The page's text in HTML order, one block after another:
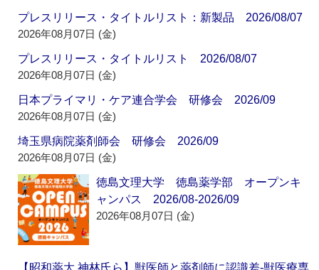
プレスリリース・タイトルリスト：新製品 2026/08/07
2026年08月07日 (金)
プレスリリース・タイトルリスト 2026/08/07
2026年08月07日 (金)
日本プライマリ・ケア連合学会 研修会 2026/09
2026年08月07日 (金)
埼玉県病院薬剤師会 研修会 2026/09
2026年08月07日 (金)
徳島文理大学 徳島薬学部 オープンキ
ャンパス 2026/08-2026/09
2026年08月07日 (金)